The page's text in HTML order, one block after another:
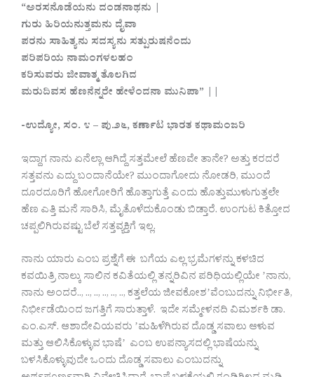
“ಅರಸನೊಡೆಯನು ದಂಡನಾಥನು |
ಗುರು ಹಿರಿಯನುತ್ತಮನು ದೈವಾ
ಪರನು ಸಾಹಿತ್ಯನು ಸದಸ್ಯನು ಸತ್ಪುರುಷನೆಂದು
ಪರಿಪರಿಯ ನಾಮಂಗಳಲಹಂ
ಕರಿಸುವರು ಜೀವಾತ್ಮ ತೊಲಗಿದ
ಮರುದಿವಸ ಹೆಣನೆನ್ನರೇ ಹೇಳೆಂದನಾ ಮುನಿಪಾ” ||
-ಉದ್ಯೋ, ಸಂ. ೪ – ಪು.೨೬, ಕರ್ಣಾಟ ಭಾರತ ಕಥಾಮಂಜರಿ
ಇದ್ದಾಗ ನಾನು ಏನೆಲ್ಲಾ ಆಗಿದ್ದೆ ಸತ್ತಮೇಲೆ ಹೆಣವೇ ತಾನೇ? ಅತ್ತು ಕರದರೆ
ಸತ್ತವನು ಎದ್ದು ಬಂದಾನೆಯೇ? ಮುಂದಾಗೋದು ನೋಡರಿ, ಮುಂದೆ
ದೂರದೂರಿಗೆ ಹೋಗೋರಿಗೆ ಹೊತ್ತಾಗುತ್ತೆ ಎಂದು ಹೊತ್ತುಮುಳುಗುತ್ತಲೇ
ಹೆಣ ಎತ್ತಿ ಮನೆ ಸಾರಿಸಿ, ಮೈತೊಳೆದುಕೊಂಡು ಬಿಡ್ತಾರೆ. ಉಂಗುಟ ಕಿತ್ತೋದ
ಚಪ್ಪಲಿಗಿರುವಷ್ಟು ಬೆಲೆ ಸತ್ತವ್ಯಕ್ತಿಗೆ ಇಲ್ಲ.
ನಾನು ಯಾರು ಎಂಬ ಪ್ರಶ್ನೆಗೆ ಈ ಬಗೆಯ ಎಲ್ಲ ಭ್ರಮೆಗಳನ್ನು ಕಳಚಿದ
ಕವಯಿತ್ರಿ ನಾಲ್ಕು ಸಾಲಿನ ಕವಿತೆಯಲ್ಲಿ ತನ್ನರಿವಿನ ಪರಿಧಿಯಲ್ಲಿಯೇ ʼನಾನು,
ನಾನು ಅಂದರೆ.., .., .., .., .., .., ಕತ್ತಲೆಯ ಜೀವಕೋಶʼವೆಂಬುದನ್ನು ನಿರ್ಭೀತಿ,
ನಿರ್ಭೀಡೆಯಿಂದ ಜಗತ್ತಿಗೆ ಸಾರುತ್ತಾಳೆ. ಇದೇ ಸಮ್ಮೇಳನದಿ ವಿಮರ್ಶಕಿ ಡಾ.
ಎಂ.ಎಸ್. ಆಶಾದೇವಿಯವರು ʼಮಹಿಳೆಗಿರುವ ದೊಡ್ಡ ಸವಾಲು ಆಳುವ
ಮತ್ತು ಆಲಿಸಿಕೊಳ್ಳುವ ಭಾಷೆʼ ಎಂಬ ಉಪನ್ಯಾಸದಲ್ಲಿ ಭಾಷೆಯನ್ನು
ಬಳಸಿಕೊಳ್ಳುವುದೇ ಒಂದು ದೊಡ್ಡ ಸವಾಲು ಎಂಬುದನ್ನು